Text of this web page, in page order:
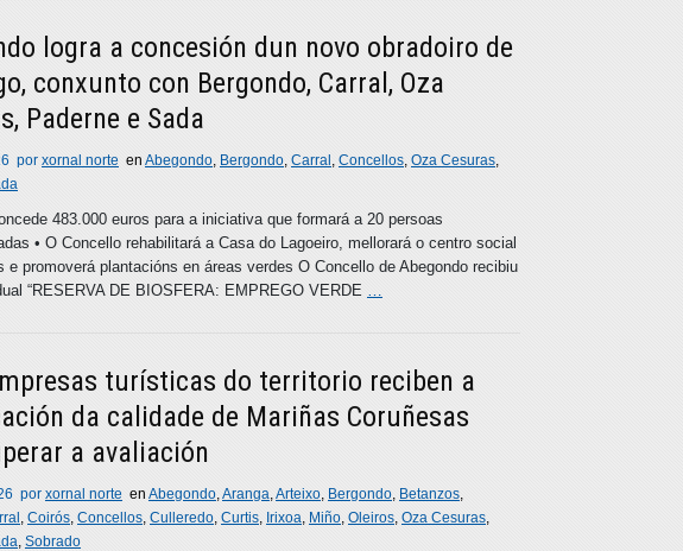
logra a concesión dun novo obradoiro de
conxunto con Bergondo, Carral, Oza
Paderne e Sada
por xornal norte en Abegondo, Bergondo, Carral , Concellos, Oza Cesuras,
483.000 euros para a iniciativa que formará a 20 persoas
• O Concello rehabilitará a Casa do Lagoeiro, mellorará o centro social
e promoverá plantacións en áreas verdes O Concello de Abegondo recibiu
“RESERVA DE BIOSFERA: EMPREGO VERDE …
turísticas do territorio reciben a
da calidade de Mariñas Coruñesas
a avaliación
por xornal norte en Abegondo,Aranga,Arteixo, Bergondo, Betanzos,
, Coirós, Concellos, Culleredo, Curtis, Irixoa, Miño, Oleiros, Oza Cesuras,
, Sobrado